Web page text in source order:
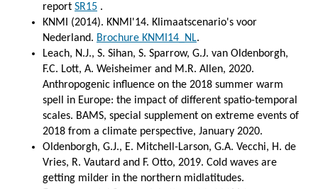
report SR15 .
KNMI (2014). KNMI'14. Klimaatscenario's voor
Nederland. Brochure KNMI14_NL.
Leach, N.J., S. Sihan, S. Sparrow, G.J. van Oldenborgh,
F.C. Lott, A. Weisheimer and M.R. Allen, 2020.
Anthropogenic influence on the 2018 summer warm
spell in Europe: the impact of different spatio-temporal
scales. BAMS, special supplement on extreme events of
2018 from a climate perspective, January 2020.
Oldenborgh, G.J., E. Mitchell-Larson, G.A. Vecchi, H. de
Vries, R. Vautard and F. Otto, 2019. Cold waves are
getting milder in the northern midlatitudes.